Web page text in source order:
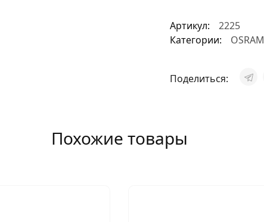
Артикул:
2225
Категории:
OSRAM
Поделиться:
Похожие товары